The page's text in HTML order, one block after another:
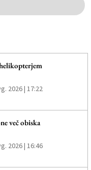
2026 | 17:22
več obiska
2026 | 16:46